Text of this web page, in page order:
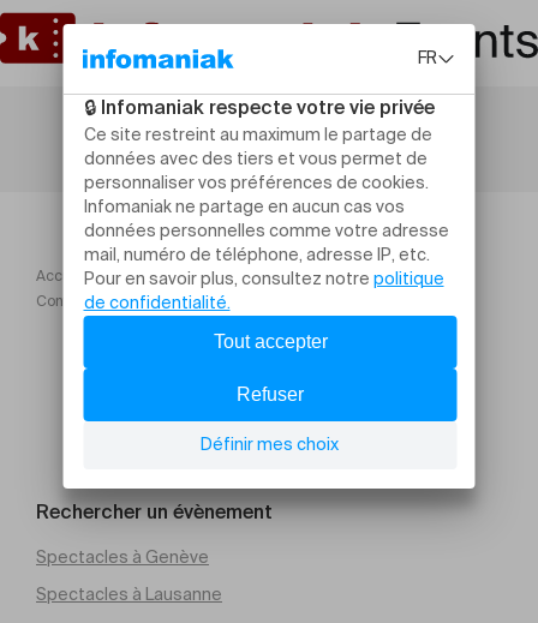
Accueil
Dionysos
Conterno Fantino | Les dégustations de la Foire
Rechercher un évènement
Spectacles à Genève
Spectacles à Lausanne